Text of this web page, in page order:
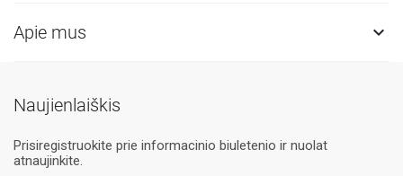
Apie mus 
Naujienlaiškis
Prisiregistruokite prie informacinio biuletenio ir nuolat
atnaujinkite.